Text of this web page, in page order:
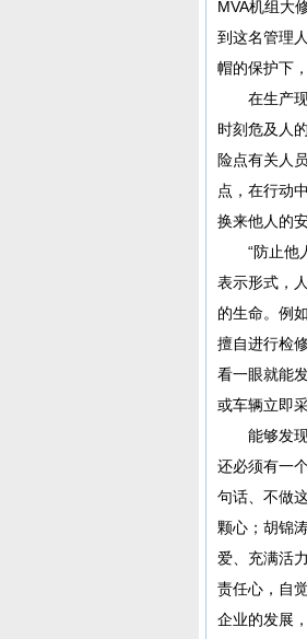
MVA机组大
到这名管理
帽的保护下
在生产现
时刻危及人
险点有关人
点，在行动
换来他人的
“防止他人
表示形式，
的生命。例
擅自进行检
看一眼就能
或车辆立即
能够发现
还必须有一
句话、不做
颗心；胡锦
爱、充满活
责任心，自
企业的发展